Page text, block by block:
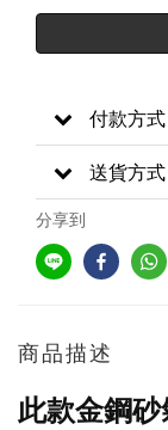
付款方式
送貨方式
分享到
商品描述
此款金鋼